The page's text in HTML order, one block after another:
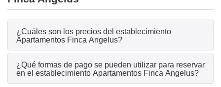
¿Cuáles son los precios del establecimiento
Apartamentos Finca Angelus?
¿Qué formas de pago se pueden utilizar para reservar
en el establecimiento Apartamentos Finca Angelus?